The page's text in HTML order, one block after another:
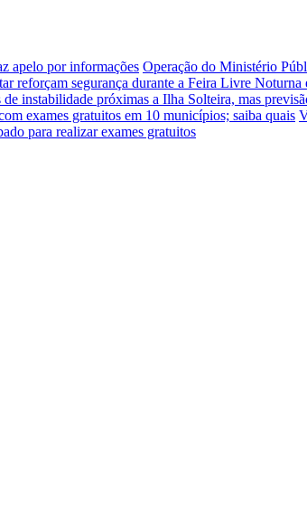
apelo por informações Operação do Ministério
reforçam segurança durante a Feira Livre Noturna
de instabilidade próximas a Ilha Solteira, mas
exames gratuitos em 10 municípios; saiba quais
para realizar exames gratuitos